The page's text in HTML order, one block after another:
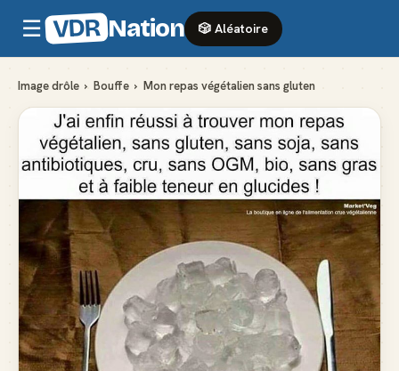
☰ VDR Nation 🎲 Aléatoire
Image drôle › Bouffe › Mon repas végétalien sans gluten